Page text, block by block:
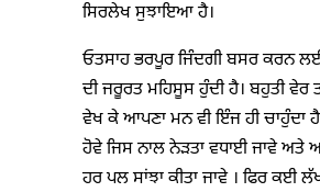
ਸਿਰਲੇਖ ਸੁਝਾਇਆ ਹੈ।
ਓਤਸਾਹ ਭਰਪੂਰ ਜਿੰਦਗੀ ਬਸਰ ਕਰਨ
ਦੀ ਜਰੂਰਤ ਮਹਿਸੂਸ ਹੁੰਦੀ ਹੈ। ਬਹੁਤੀ ਵੇਰ
ਵੇਖ ਕੇ ਆਪਣਾ ਮਨ ਵੀ ਇੰਜ ਹੀ ਚਾਹੁੰਦਾ
ਹੋਵੇ ਜਿਸ ਨਾਲ ਨੇੜਤਾ ਵਧਾਈ ਜਾਵੇ ਅਤੇ
ਹਰ ਪਲ ਸਾਂਝਾ ਕੀਤਾ ਜਾਵੇ । ਫਿਰ ਕਈ